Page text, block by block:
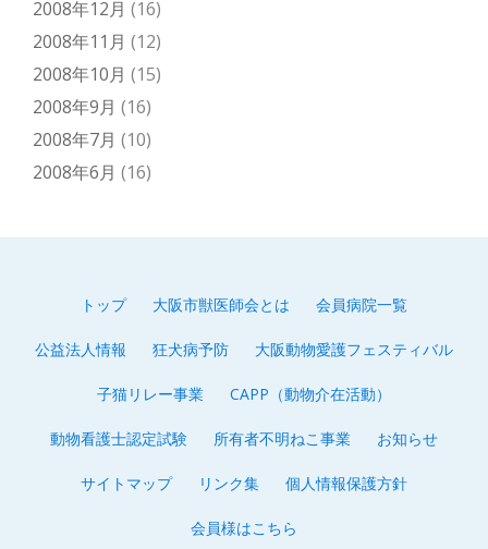
2008年12月 (16)
2008年11月 (12)
2008年10月 (15)
2008年9月 (16)
2008年7月 (10)
2008年6月 (16)
ニ
トップ 大阪市獣医師会とは 会員病院一覧
公益法人情報 狂犬病予防 大阪動物愛護フェスティバル
子猫リレー事業 CAPP（動物介在活動）
動物看護士認定試験 所有者不明ねこ事業 お知らせ
サイトマップ リンク集 個人情報保護方針
会員様はこちら